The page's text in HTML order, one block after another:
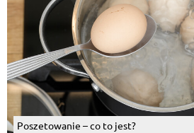
Poszetowanie – co to jest?